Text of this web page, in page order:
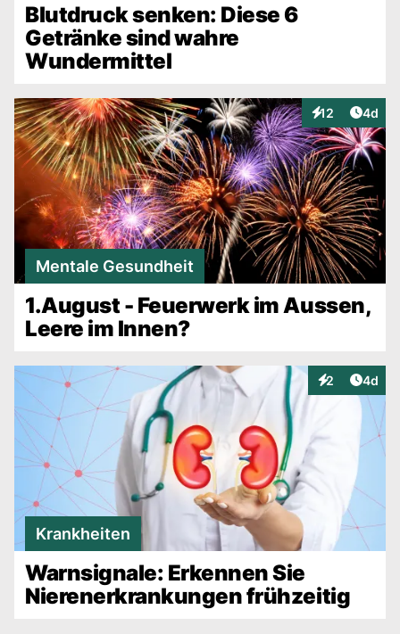
Blutdruck senken: Diese 6
Getränke sind wahre
Wundermittel
12
Interaktionen
4d
Mentale Gesundheit
1.August - Feuerwerk im Aussen,
Leere im Innen?
2
Interaktionen
4d
Krankheiten
Warnsignale: Erkennen Sie
Nierenerkrankungen frühzeitig